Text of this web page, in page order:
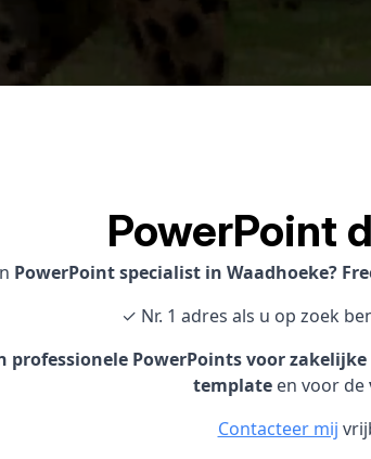
PowerPoint
PowerPoint specialist in Waadhoeke?
✓ Nr. 1 adres als u op zoek
professionele PowerPoints voor
template en voor de
Contacteer mij